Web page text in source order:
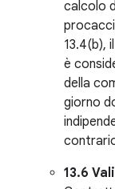
calcolo
13.4(b),
è
della
giorno
13.6